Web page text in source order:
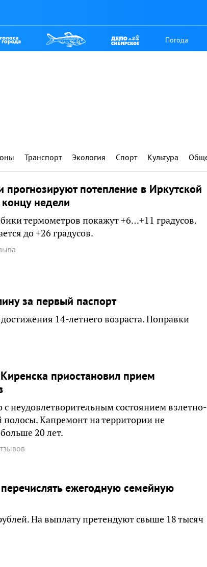
Погода
Транспорт Экология Спорт Культура
прогнозируют потепление в Иркутской
недели
термометров покажут +6…+11 градусов.
до +26 градусов.
за первый паспорт
14-летнего возраста. Поправки
приостановил прием
с неудовлетворительным состоянием взлетно-
полосы. Капремонт на территории не
20 лет.
ежегодную семейную
На выплату претендуют свыше 18 тысяч